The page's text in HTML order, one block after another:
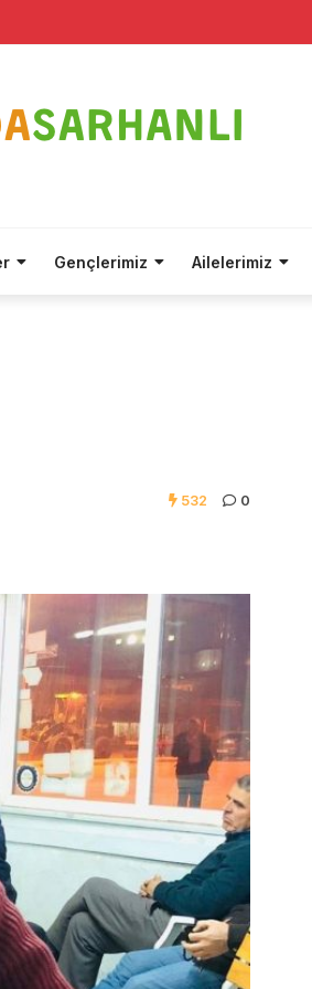
Gençlerimiz Ailelerimiz
532 0